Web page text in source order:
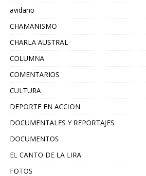
avidano
CHAMANISMO
CHARLA AUSTRAL
COLUMNA
COMENTARIOS
CULTURA
DEPORTE EN ACCION
DOCUMENTALES Y REPORTAJES
DOCUMENTOS
EL CANTO DE LA LIRA
FOTOS